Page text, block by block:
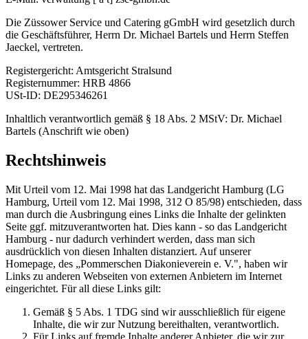
Die Züssower Service und Catering gGmbH wird gesetzlich durch
die Geschäftsführer, Herrn Dr. Michael Bartels und Herrn Steffen
Jaeckel, vertreten.
Registergericht: Amtsgericht Stralsund
Registernummer: HRB 4866
USt-ID: DE295346261
Inhaltlich verantwortlich gemäß § 18 Abs. 2 MStV: Dr. Michael
Bartels (Anschrift wie oben)
Rechtshinweis
Mit Urteil vom 12. Mai 1998 hat das Landgericht Hamburg (LG
Hamburg, Urteil vom 12. Mai 1998, 312 O 85/98) entschieden, dass
man durch die Ausbringung eines Links die Inhalte der gelinkten
Seite ggf. mitzuverantworten hat. Dies kann - so das Landgericht
Hamburg - nur dadurch verhindert werden, dass man sich
ausdrücklich von diesen Inhalten distanziert. Auf unserer
Homepage, des „Pommerschen Diakonieverein e. V.", haben wir
Links zu anderen Webseiten von externen Anbietern im Internet
eingerichtet. Für all diese Links gilt:
Gemäß § 5 Abs. 1 TDG sind wir ausschließlich für eigene
Inhalte, die wir zur Nutzung bereithalten, verantwortlich.